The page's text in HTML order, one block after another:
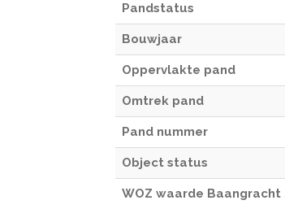
Pandstatus
Bouwjaar
Oppervlakte pand
Omtrek pand
Pand nummer
Object status
WOZ waarde Baangracht